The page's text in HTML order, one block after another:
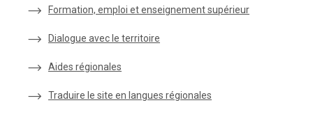
Formation, emploi et enseignement supérieur
Dialogue avec le territoire
Aides régionales
Traduire le site en langues régionales